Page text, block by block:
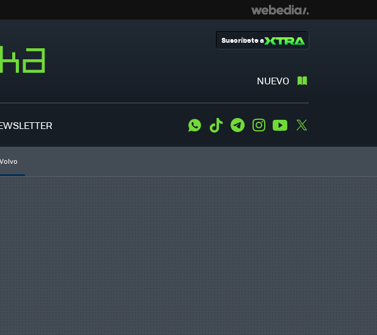
NUEVO
Suscríbete a
WhatsApp
Tiktok TelegramInstagramYoutube